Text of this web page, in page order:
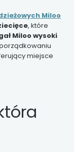
Miloo
, które
Miloo wysoki
miejsce